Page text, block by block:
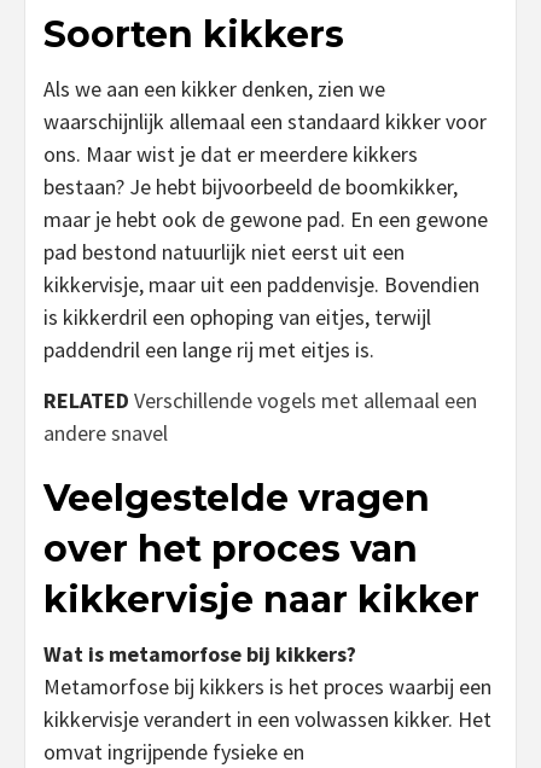
Soorten kikkers
Als we aan een kikker denken, zien we
waarschijnlijk allemaal een standaard kikker voor
ons. Maar wist je dat er meerdere kikkers
bestaan? Je hebt bijvoorbeeld de boomkikker,
maar je hebt ook de gewone pad. En een gewone
pad bestond natuurlijk niet eerst uit een
kikkervisje, maar uit een paddenvisje. Bovendien
is kikkerdril een ophoping van eitjes, terwijl
paddendril een lange rij met eitjes is.
RELATED Verschillende vogels met allemaal een
andere snavel
Veelgestelde vragen
over het proces van
kikkervisje naar kikker
Wat is metamorfose bij kikkers?
Metamorfose bij kikkers is het proces waarbij een
kikkervisje verandert in een volwassen kikker. Het
omvat ingrijpende fysieke en